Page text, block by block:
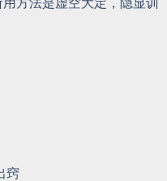
方法是虚空大定，隐显训
窍